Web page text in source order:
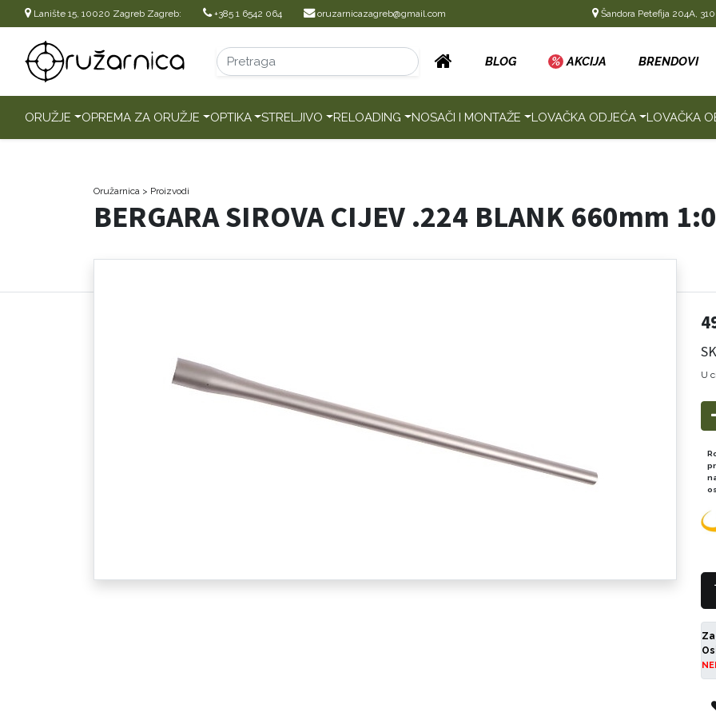
Lanište 15, 10020 Zagreb Zagreb: +385 1 6542 064 oruzarnicazagreb@gmail.com Šandora Petefija 204A,
BLOG % AKCIJA BRENDOVI
ORUŽJE OPREMA ZA ORUŽJE OPTIKA STRELJIVO RELOADING NOSAČI I MONTAŽE LOVAČKA ODJEĆA LOVAČKA
Oružarnica > Proizvodi
BERGARA SIROVA CIJEV .224 BLANK 660mm
U